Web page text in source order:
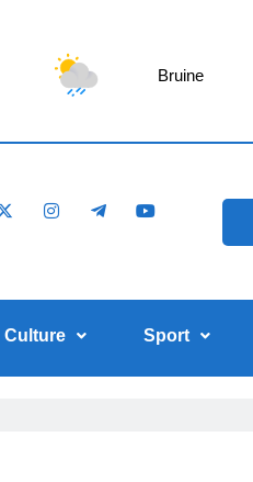
Bruine
Culture Sport